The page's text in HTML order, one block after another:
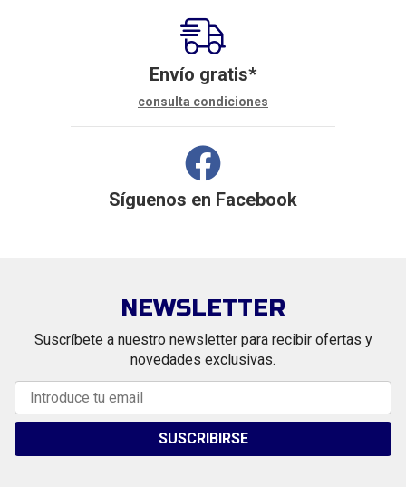
Envío gratis*
consulta condiciones
Síguenos en Facebook
NEWSLETTER
Suscríbete a nuestro newsletter para recibir ofertas y
novedades exclusivas.
SUSCRIBIRSE